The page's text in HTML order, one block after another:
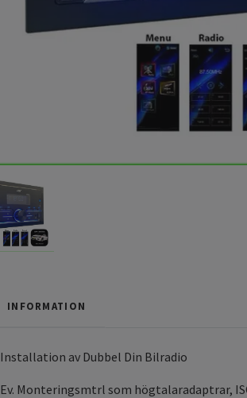
INFORMATION
Installation av Dubbel Din Bilradio
Ev. Monteringsmtrl som högtalaradaptrar,